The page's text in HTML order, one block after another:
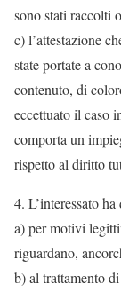
sono stati raccolti
c) l’attestazione
state portate a
contenuto, di
eccettuato il caso
comporta un
rispetto al diritto
4. L’interessato
a) per motivi
riguardano,
b) al trattamento